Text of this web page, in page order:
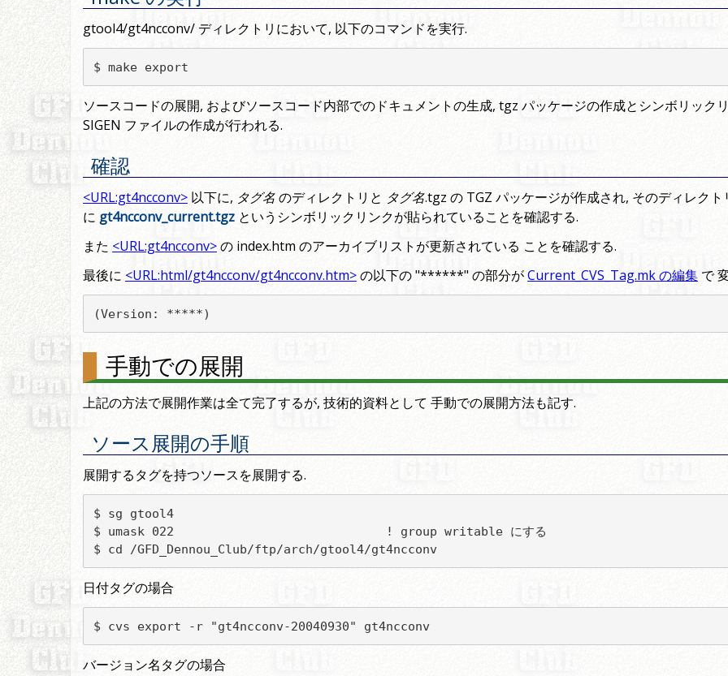
gtool4/gt4ncconv/ ディレクトリにおいて, 以下のコマンドを実行.
$ make export
ソースコードの展開, およびソースコード内部でのドキュメントの生成, tgz パッケージの作成とシンボリッ
SIGEN ファイルの作成が行われる.
確認
<URL:gt4ncconv> 以下に, タグ名のディレクトリと タグ名.tgz の TGZ パッケージが作成され, そのディレク
に gt4ncconv_current.tgz というシンボリックリンクが貼られていることを確認する.
また <URL:gt4ncconv>の index.htm のアーカイブリストが更新されている ことを確認する.
最後に <URL:html/gt4ncconv/gt4ncconv.htm>の以下の "******" の部分がCurrent_CVS_Tag.mk の編集 で
(Version: *****)
手動での展開
上記の方法で展開作業は全て完了するが, 技術的資料として 手動での展開方法も記す.
ソース展開の手順
展開するタグを持つソースを展開する.
$ sg gtool4
$ umask 022				! group writable にする
$ cd /GFD_Dennou_Club/ftp/arch/gtool4/gt4ncconv
日付タグの場合
$ cvs export -r "gt4ncconv-20040930" gt4ncconv
バージョン名タグの場合